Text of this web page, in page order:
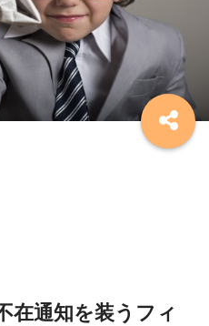
在通知を装うフィ